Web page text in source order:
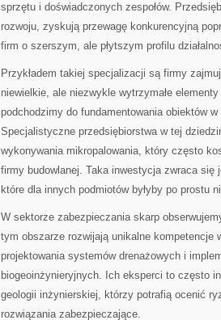
sprzętu i doświadczonych zespołów.
rozwoju, zyskują przewagę konkurencyjną
firm o szerszym, ale płytszym profilu
Przykładem takiej specjalizacji są firmy
niewielkie, ale niezwykle wytrzymałe
podchodzimy do fundamentowania obiektów
Specjalistyczne przedsiębiorstwa w tej
wykonywania mikropalowania, który często
firmy budowlanej. Taka inwestycja zwraca
które dla innych podmiotów byłyby po prostu
W sektorze zabezpieczania skarp
tym obszarze rozwijają unikalne
projektowania systemów drenażowych i
biogeoinżynieryjnych. Ich eksperci to często
geologii inżynierskiej, którzy potrafią ocenić
rozwiązania zabezpieczające.